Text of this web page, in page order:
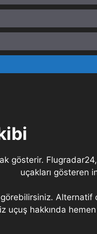
gösterir.
uçakları gösteren
Alternatif
uçuş hakkında